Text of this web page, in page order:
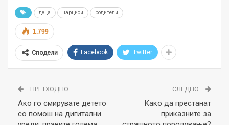
деца нарциси родители
1.799
Сподели Facebook Twitter
ПРЕТХОДНО
Aко го смирувате детето
со помош на дигитални
СЛЕДНО
Како да престанат
приказните за